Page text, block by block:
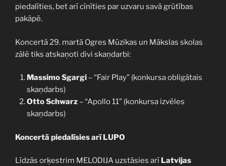
piedalīties, bet arī cīnīties par uzvaru savā grūtības
pakāpē.
Koncertā 29. martā Ogres Mūzikas un Mākslas skolas
zālē tiks atskaņoti divi skaņdarbi:
Massimo Sgargi– “Fair Play” (konkursa obligātais
skaņdarbs)
Otto Schwarz– “Apollo 11” (konkursa izvēles
skaņdarbs)
Koncertā piedalīsies arī LUPO
Līdzās orķestrim MELODIJA uzstāsies arī Latvijas